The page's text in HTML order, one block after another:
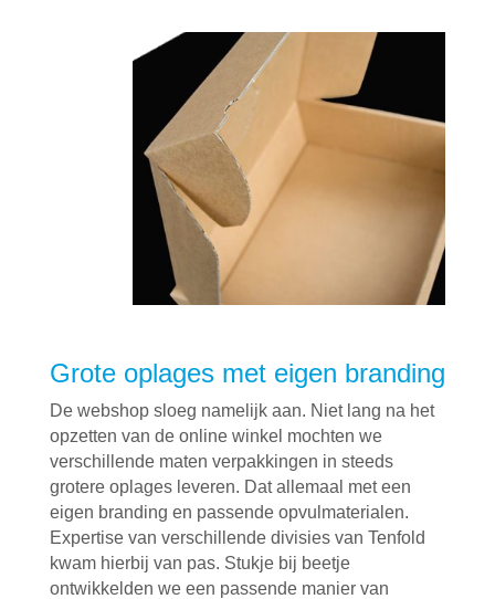
Grote oplages met eigen branding
De webshop sloeg namelijk aan. Niet lang na het
opzetten van de online winkel mochten we
verschillende maten verpakkingen in steeds
grotere oplages leveren. Dat allemaal met een
eigen branding en passende opvulmaterialen.
Expertise van verschillende divisies van Tenfold
kwam hierbij van pas. Stukje bij beetje
ontwikkelden we een passende manier van